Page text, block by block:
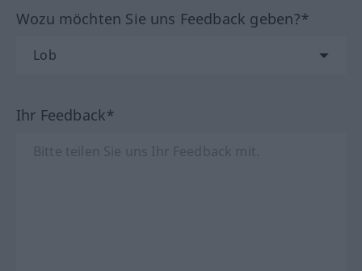
Wozu möchten Sie uns Feedback geben?*
Ihr Feedback*